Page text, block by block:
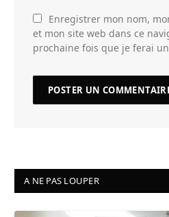
Enregistrer mon nom,
et mon site web dans ce
prochaine fois que je ferai
A NE PAS LOUPER